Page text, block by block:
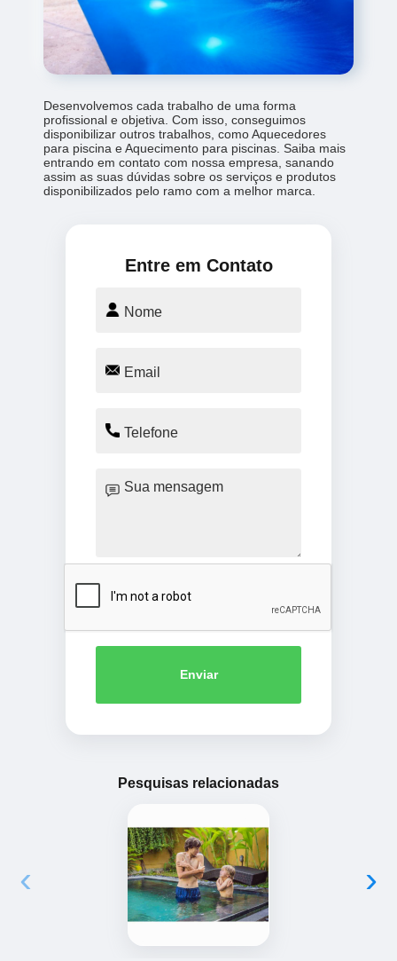
Desenvolvemos cada trabalho de uma forma
profissional e objetiva. Com isso, conseguimos
disponibilizar outros trabalhos, como Aquecedores
para piscina e Aquecimento para piscinas. Saiba mais
entrando em contato com nossa empresa, sanando
assim as suas dúvidas sobre os serviços e produtos
disponibilizados pelo ramo com a melhor marca.
Entre em Contato
Enviar
Pesquisas relacionadas
‹ ›